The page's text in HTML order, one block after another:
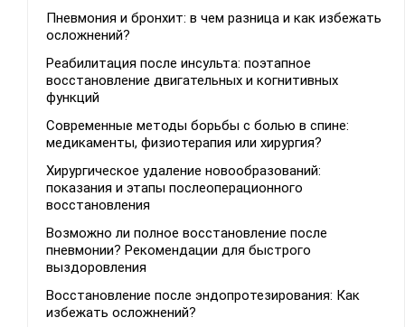
Пневмония и бронхит: в чем разница и как избежать
осложнений?
Реабилитация после инсульта: поэтапное
восстановление двигательных и когнитивных
функций
Современные методы борьбы с болью в спине:
медикаменты, физиотерапия или хирургия?
Хирургическое удаление новообразований:
показания и этапы послеоперационного
восстановления
Возможно ли полное восстановление после
пневмонии? Рекомендации для быстрого
выздоровления
Восстановление после эндопротезирования: Как
избежать осложнений?